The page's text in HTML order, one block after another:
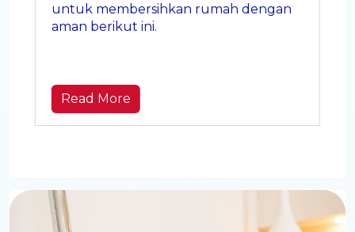
untuk membersihkan rumah dengan
aman berikut ini.
Read More